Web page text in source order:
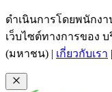
ข้ามไปเนื้อหาหลัก
ดำเนินการโดยพนักง
เว็บไซต์ทางการของ
(มหาชน) | เกี่ยวกับเรา |